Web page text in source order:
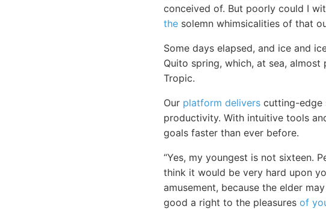
conceived of. But poorly could I
the solemn whimsicalities of that
Some days elapsed, and ice and
Quito spring, which, at sea,
Tropic.
Our platform delivers cutting-edge
productivity. With intuitive tools
goals faster than ever before.
“Yes, my youngest is not sixteen.
think it would be very hard upon
amusement, because the elder
good a right to the pleasures of